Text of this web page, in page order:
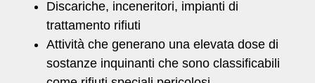
Discariche, inceneritori, impianti di
trattamento rifiuti
Attività che generano una elevata dose di
sostanze inquinanti che sono classificabili